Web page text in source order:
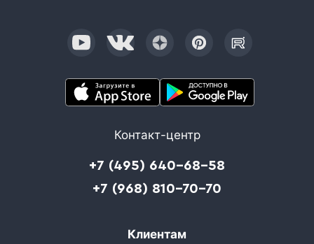
Контакт-центр
+7 (495) 640-68-58
+7 (968) 810-70-70
Клиентам